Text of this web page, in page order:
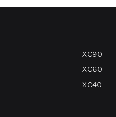
XC90
XC60
XC40